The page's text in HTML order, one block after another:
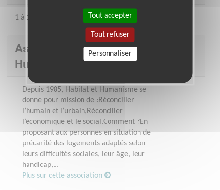
1 à 2 jours semaine
Association : Habitat et
Humanisme - Eure
Depuis 1985, Habitat et Humanisme se
donne pour mission de :Réconcilier
l’humain et l’urbain,Réconcilier
l’économique et le social.Comment ?En
proposant aux personnes en situation de
précarité des logements adaptés selon
leurs difficultés sociales, leur âge, leur
handicap,...
Plus sur cette association
Tout accepter
Tout refuser
Personnaliser